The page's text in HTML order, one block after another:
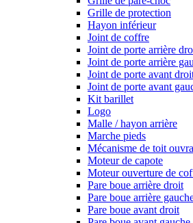
Grille de protection
Hayon inférieur
Joint de coffre
Joint de porte arrière
Joint de porte arrière
Joint de porte avant
Joint de porte avant
Kit barillet
Logo
Malle / hayon arrière
Marche pieds
Mécanisme de toit
Moteur de capote
Moteur ouverture de
Pare boue arrière droit
Pare boue arrière
Pare boue avant droit